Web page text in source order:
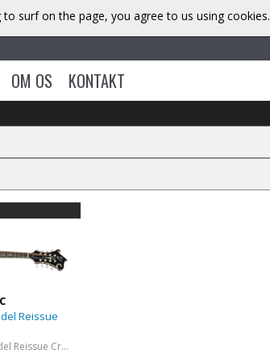
OM OS KONTAKT
Reissue
1923 F-5 Master Model Reissue Cremona Burst
surf on the page, you agree to us using cookies.